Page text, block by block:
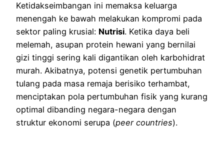
Ketidakseimbangan ini memaksa keluarga
menengah ke bawah melakukan kompromi pada
sektor paling krusial: Nutrisi. Ketika daya beli
melemah, asupan protein hewani yang bernilai
gizi tinggi sering kali digantikan oleh karbohidrat
murah. Akibatnya, potensi genetik pertumbuhan
tulang pada masa remaja berisiko terhambat,
menciptakan pola pertumbuhan fisik yang kurang
optimal dibanding negara-negara dengan
struktur ekonomi serupa (peer countries).